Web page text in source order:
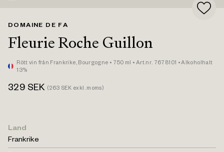
DOMAINE DE FA
Fleurie Roche Guillon
Rött vin från Frankrike, Bourgogne • 750 ml • Art.nr. 7678101 • Alkoholhalt
13%
329 SEK (263 SEK exkl. moms)
Land
Frankrike